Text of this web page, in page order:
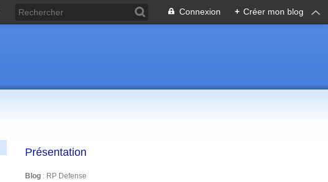
Connexion + Créer mon blog
Présentation
Blog : RP Defense